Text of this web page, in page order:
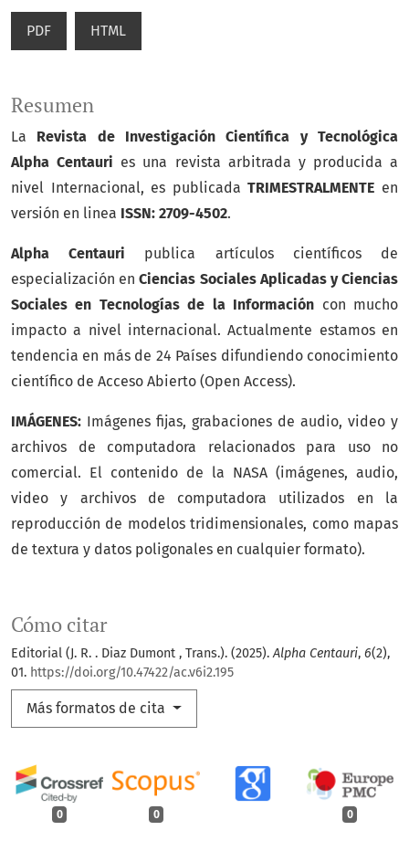
PDF HTML
Cómo citar
Editorial (J. R. . Diaz Dumont , Trans.). (2025).Alpha Centauri, 6(2),
01. https://doi.org/10.47422/ac.v6i2.195
Más formatos de cita
0 0 0
Resumen
La Revista de Investigación Científica y Tecnológica
Alpha Centauri es una revista arbitrada y producida a
nivel Internacional, es publicadaTRIMESTRALMENTE en
versión en linea ISSN: 2709-4502.
Alpha Centauri publica artículos científicos de
especialización enCiencias Sociales Aplicadas y Ciencias
Sociales en Tecnologías de la Información con mucho
impacto a nivel internacional. Actualmente estamos en
tendencia en más de 24 Países difundiendo conocimiento
científico de Acceso Abierto (Open Access).
IMÁGENES: Imágenes fijas, grabaciones de audio, video y
archivos de computadora relacionados para uso no
comercial. El contenido de la NASA (imágenes, audio,
video y archivos de computadora utilizados en la
reproducción de modelos tridimensionales, como mapas
de textura y datos poligonales en cualquier formato).